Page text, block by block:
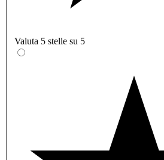
Valuta 5 stelle su 5